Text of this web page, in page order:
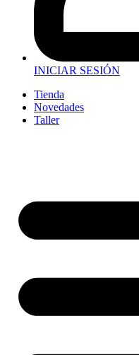
INICIAR SESIÓN
Tienda
Novedades
Taller